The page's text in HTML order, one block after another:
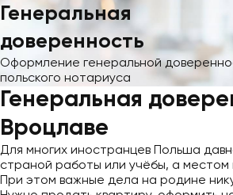
Генеральная
доверенность
Оформление генеральной
польского нотариуса
Генеральная
Вроцлаве
Для многих иностранцев Польша
страной работы или учёбы, а местом
При этом важные дела на родине